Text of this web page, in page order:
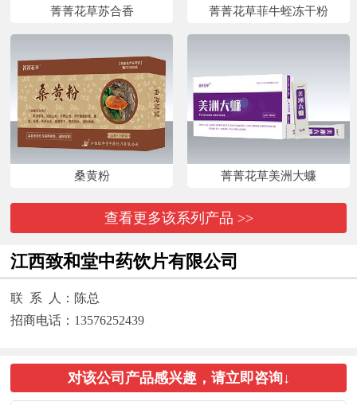
菁菁花草苏合香 菁菁花草菲牛蛭冻干粉
桑黄粉 菁菁花草美洲大蠊
查看更多该系列产品 >>
江西致和堂中药饮片有限公司
联 系 人：陈总
招商电话：13576252439
对该公司产品感兴趣，请立即咨询↓